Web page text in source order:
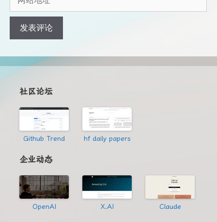
地
地
社区论坛
Github Trend hf daily papers
企业动态
OpenAI X.AI Claude